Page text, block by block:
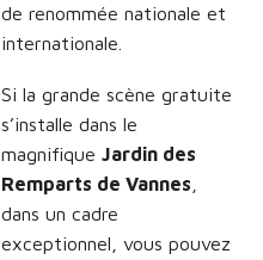
de renommée nationale et
internationale.
Si la grande scène gratuite
s’installe dans le
magnifique Jardin des
Remparts de Vannes
dans un cadre
exceptionnel, vous pouvez